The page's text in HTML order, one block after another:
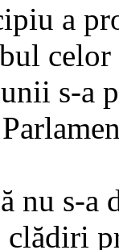
a
s-a
nu s-